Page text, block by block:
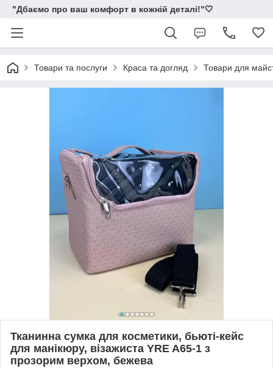
"Дбаємо про ваш комфорт в кожній деталі!"🤍
Товари та послуги Краса та догляд Товари для
Тканинна сумка для косметики, бьюті-кейс
для манікюру, візажиста YRE A65-1 з
прозорим верхом, бежева